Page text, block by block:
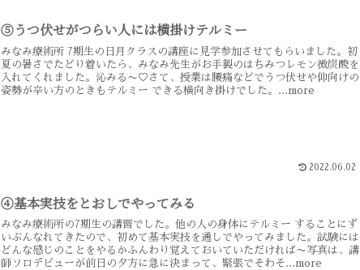
⑤うつ伏せがつらい人には横掛けテルミー
みなみ療術所 7期生の日月クラスの講座に見学参加させてもらいました。初
夏の暑さでたどり着いたら、みなみ先生がお手製のはちみつレモン微炭酸を
入れてくれました。沁みる〜♡さて、授業は腰痛などでうつ伏せや仰向けの
姿勢が辛い方のときもテルミー できる横向き掛けでした。...more
2022.06.02
④基本実技をとおしでやってみる
みなみ療術所の7期生の講習でした。他の人の身体にテルミー することにず
いぶんなれてきたので、初めて基本実技を通しでやってみました。試験には
どんな感じのことをやるかふんわり覚えておいていただければ〜写真は、講
師ソロデビューが前日の夕方に急に決まって、緊張でそわそ...more